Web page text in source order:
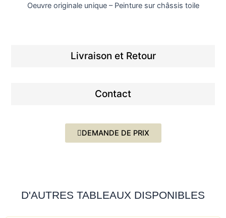
Livraison et Retour
Contact
Oeuvre originale unique – Peinture sur châssis toile
DEMANDE DE PRIX
D'AUTRES TABLEAUX DISPONIBLES